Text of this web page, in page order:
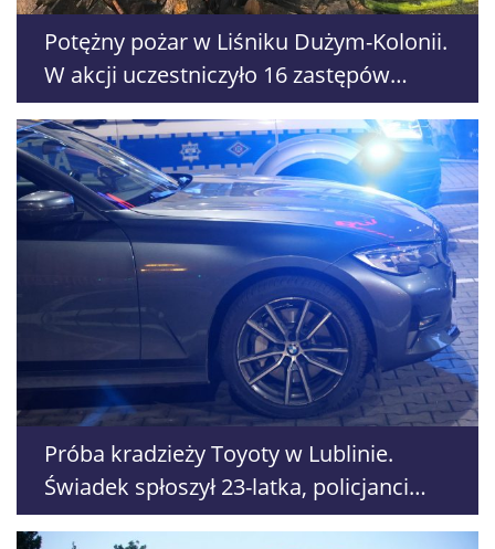
Potężny pożar w Liśniku Dużym-Kolonii.
W akcji uczestniczyło 16 zastępów
straży pożarnej
Próba kradzieży Toyoty w Lublinie.
Świadek spłoszył 23-latka, policjanci
znaleźli go w zaroślach